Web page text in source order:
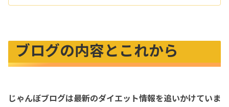
ブログの内容とこれから
じゃんぼブログは最新のダイエット情報を追いかけていま